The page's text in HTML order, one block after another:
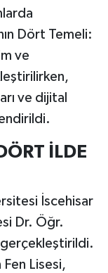
Dört Temeli:
ve
ve dijital
İLDE
İscehisar
Dr. Öğr.
gerçekleştirildi.
Lisesi,